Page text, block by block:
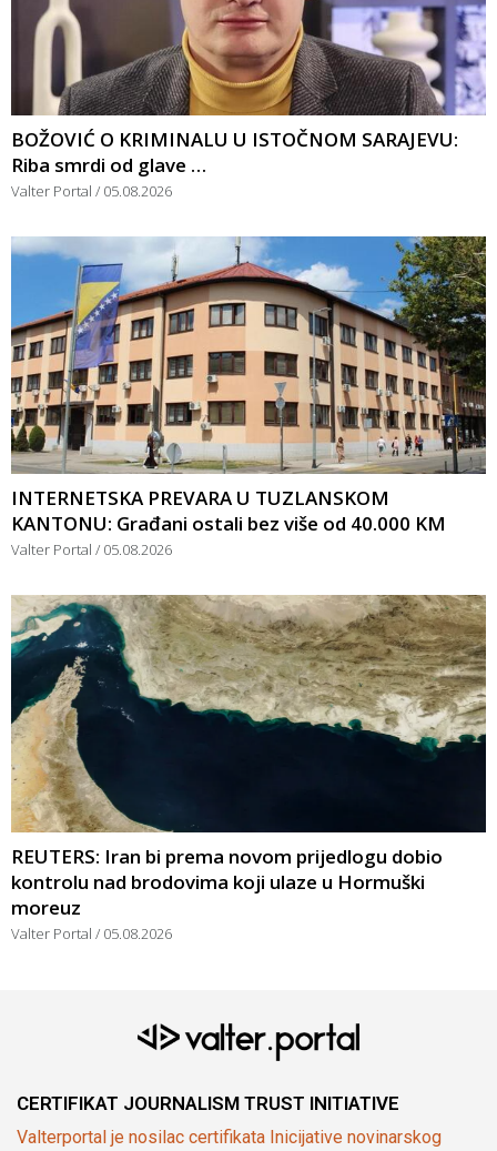
BOŽOVIĆ O KRIMINALU U ISTOČNOM SARAJEVU:
Riba smrdi od glave …
Valter Portal 05.08.2026
INTERNETSKA PREVARA U TUZLANSKOM
KANTONU: Građani ostali bez više od 40.000 KM
Valter Portal 05.08.2026
REUTERS: Iran bi prema novom prijedlogu dobio
kontrolu nad brodovima koji ulaze u Hormuški
moreuz
Valter Portal 05.08.2026
CERTIFIKAT JOURNALISM TRUST INITIATIVE
Valterportal je nosilac certifikata Inicijative novinarskog